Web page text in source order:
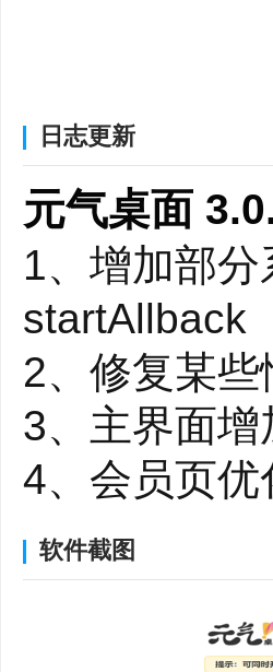
元气桌
1、桌面
【动态壁纸
【互动壁纸
【双击隐藏
【壁纸锁屏
私
【桌面
【桌面整理
【任务栏
日志更新
元气桌面
1、增加部
startAllback
2、修复某
3、主界面
4、会员页
软件截图